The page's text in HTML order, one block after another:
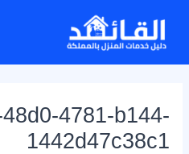
المحتوى
4781-b144-
1442d47c38c1
navigation